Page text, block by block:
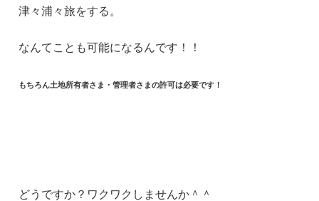
津々浦々旅をする。
なんてことも可能になるんです！！
もちろん土地所有者さま・管理者さまの許可は必要です！
どうですか？ワクワクしませんか＾＾